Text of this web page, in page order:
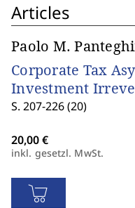
Articles
Paolo M.
Corporate Tax
Investment
S. 207-226 (20)
inkl. gesetzl. MwSt.